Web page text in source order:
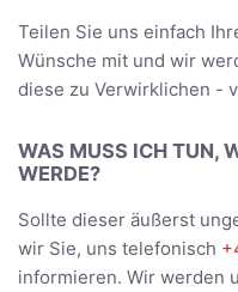
Teilen Sie uns einfach
Wünsche mit und wir
diese zu Verwirklichen -
WAS MUSS ICH TUN,
WERDE?
Sollte dieser äußerst
wir Sie, uns telefonisch
informieren. Wir werden